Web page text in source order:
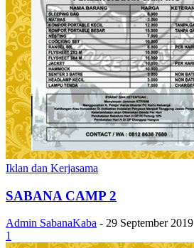
Iklan dan Kerjasama
SABANA CAMP 2
Admin SabanaKaba - 29 September 2019
1